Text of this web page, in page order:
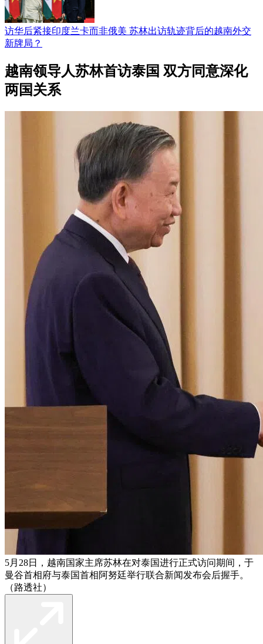
访华后紧接印度兰卡而非俄美 苏林出访轨迹背后的越南外交
新牌局？
越南领导人苏林首访泰国 双方同意深化
两国关系
5月28日，越南国家主席苏林在对泰国进行正式访问期间，于
曼谷首相府与泰国首相阿努廷举行联合新闻发布会后握手。
（路透社）